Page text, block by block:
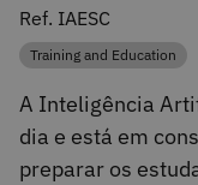
Ref. IAESC
Category
Training and Education
A Inteligência
dia e está em
preparar os